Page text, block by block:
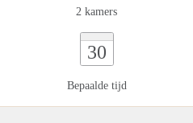
2 kamers
30
Bepaalde tijd